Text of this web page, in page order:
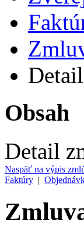
Obsah
Detail
Naspäť na výpis
Faktúry |